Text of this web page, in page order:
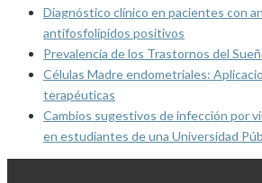
Diagnóstico clínico en pacientes con
antifosfolípidos positivos
Prevalencia de los Trastornos del
Células Madre endometriales:
terapéuticas
Cambios sugestivos de infección por
en estudiantes de una Universidad